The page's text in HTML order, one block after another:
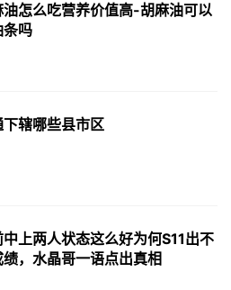
油怎么吃营养价值高-胡麻油可以
条吗
下辖哪些县市区
中上两人状态这么好为何S11出不
绩，水晶哥一语点出真相